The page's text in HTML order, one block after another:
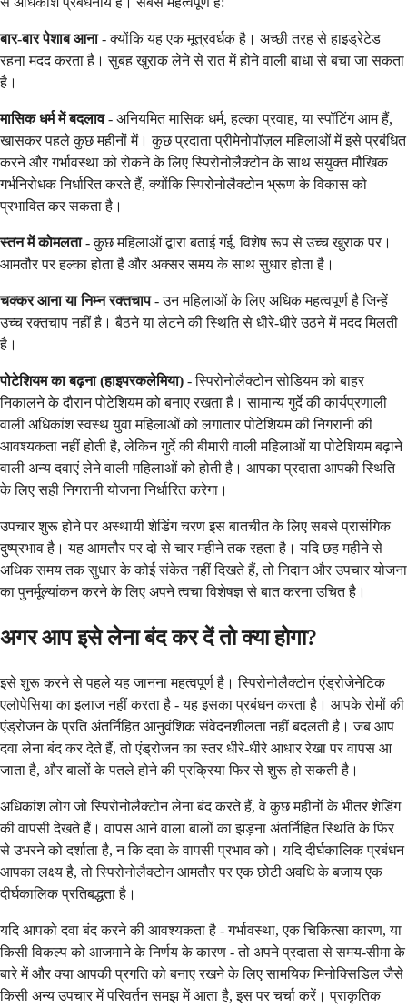
बार-बार पेशाब आना- क्योंकि यह एक मूत्रवर्धक है। अच्छी तरह से हाइड्रेटेड
रहना मदद करता है। सुबह खुराक लेने से रात में होने वाली बाधा से बचा जा सकता
है।
मासिक धर्म में बदलाव- अनियमित मासिक धर्म, हल्का प्रवाह, या स्पॉटिंग आम हैं,
खासकर पहले कुछ महीनों में। कुछ प्रदाता प्रीमेनोपॉज़ल महिलाओं में इसे प्रबंधित
करने और गर्भावस्था को रोकने के लिए स्पिरोनोलैक्टोन के साथ संयुक्त मौखिक
गर्भनिरोधक निर्धारित करते हैं, क्योंकि स्पिरोनोलैक्टोन भ्रूण के विकास को
प्रभावित कर सकता है।
स्तन में कोमलता- कुछ महिलाओं द्वारा बताई गई, विशेष रूप से उच्च खुराक पर।
आमतौर पर हल्का होता है और अक्सर समय के साथ सुधार होता है।
चक्कर आना या निम्न रक्तचाप- उन महिलाओं के लिए अधिक महत्वपूर्ण है जिन्हें
उच्च रक्तचाप नहीं है। बैठने या लेटने की स्थिति से धीरे-धीरे उठने में मदद मिलती
है।
पोटेशियम का बढ़ना (हाइपरकलेमिया) - स्पिरोनोलैक्टोन सोडियम को बाहर
निकालने के दौरान पोटेशियम को बनाए रखता है। सामान्य गुर्दे की कार्यप्रणाली
वाली अधिकांश स्वस्थ युवा महिलाओं को लगातार पोटेशियम की निगरानी की
आवश्यकता नहीं होती है, लेकिन गुर्दे की बीमारी वाली महिलाओं या पोटेशियम बढ़ाने
वाली अन्य दवाएं लेने वाली महिलाओं को होती है। आपका प्रदाता आपकी स्थिति
के लिए सही निगरानी योजना निर्धारित करेगा।
उपचार शुरू होने पर अस्थायी शेडिंग चरण इस बातचीत के लिए सबसे प्रासंगिक
दुष्प्रभाव है। यह आमतौर पर दो से चार महीने तक रहता है। यदि छह महीने से
अधिक समय तक सुधार के कोई संकेत नहीं दिखते हैं, तो निदान और उपचार योजना
का पुनर्मूल्यांकन करने के लिए अपने त्वचा विशेषज्ञ से बात करना उचित है।
अगर आप इसे लेना बंद कर दें तो क्या होगा?
इसे शुरू करने से पहले यह जानना महत्वपूर्ण है। स्पिरोनोलैक्टोन एंड्रोजेनेटिक
एलोपेसिया का इलाज नहीं करता है - यह इसका प्रबंधन करता है। आपके रोमों की
एंड्रोजन के प्रति अंतर्निहित आनुवंशिक संवेदनशीलता नहीं बदलती है। जब आप
दवा लेना बंद कर देते हैं, तो एंड्रोजन का स्तर धीरे-धीरे आधार रेखा पर वापस आ
जाता है, और बालों के पतले होने की प्रक्रिया फिर से शुरू हो सकती है।
अधिकांश लोग जो स्पिरोनोलैक्टोन लेना बंद करते हैं, वे कुछ महीनों के भीतर शेडिंग
की वापसी देखते हैं। वापस आने वाला बालों का झड़ना अंतर्निहित स्थिति के फिर
से उभरने को दर्शाता है, न कि दवा के वापसी प्रभाव को। यदि दीर्घकालिक प्रबंधन
आपका लक्ष्य है, तो स्पिरोनोलैक्टोन आमतौर पर एक छोटी अवधि के बजाय एक
दीर्घकालिक प्रतिबद्धता है।
यदि आपको दवा बंद करने की आवश्यकता है - गर्भावस्था, एक चिकित्सा कारण, या
किसी विकल्प को आजमाने के निर्णय के कारण - तो अपने प्रदाता से समय-सीमा के
बारे में और क्या आपकी प्रगति को बनाए रखने के लिए सामयिक मिनोक्सिडिल जैसे
किसी अन्य उपचार में परिवर्तन समझ में आता है, इस पर चर्चा करें। प्राकृतिक